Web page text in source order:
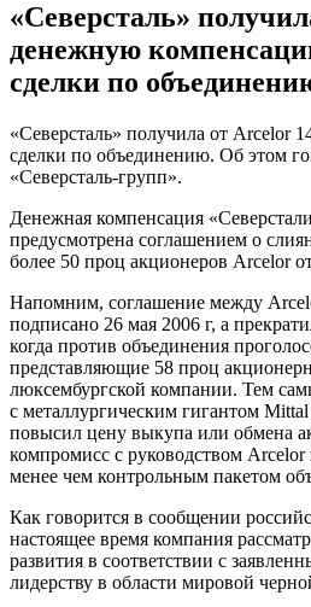
«Северсталь»
денежную
сделки по
«Северсталь» получила от Arcelor
сделки по объединению. Об этом
«Северсталь-групп».
Денежная компенсация
предусмотрена соглашением о
более 50 проц акционеров Arcelor
Напомним, соглашение между
подписано 26 мая 2006 г, а
когда против объединения
представляющие 58 проц
люксембургской компании. Тем
с металлургическим гигантом
повысил цену выкупа или обмена
компромисс с руководством Arcelor
менее чем контрольным пакетом
Как говорится в сообщении
настоящее время компания
развития в соответствии с
лидерству в области мировой